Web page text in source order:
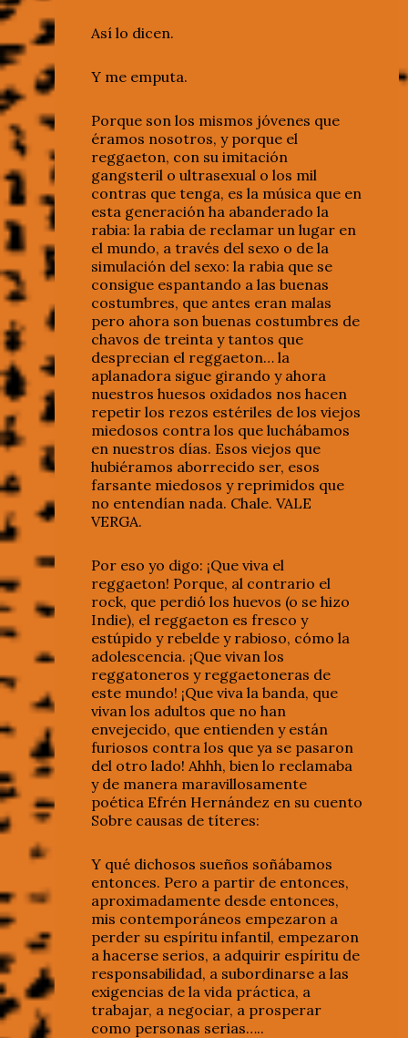
Así lo dicen.
Y me emputa.
Porque son los mismos jóvenes que
éramos nosotros, y porque el
reggaeton, con su imitación
gangsteril o ultrasexual o los mil
contras que tenga, es la música que en
esta generación ha abanderado la
rabia: la rabia de reclamar un lugar en
el mundo, a través del sexo o de la
simulación del sexo: la rabia que se
consigue espantando a las buenas
costumbres, que antes eran malas
pero ahora son buenas costumbres de
chavos de treinta y tantos que
desprecian el reggaeton… la
aplanadora sigue girando y ahora
nuestros huesos oxidados nos hacen
repetir los rezos estériles de los viejos
miedosos contra los que luchábamos
en nuestros días. Esos viejos que
hubiéramos aborrecido ser, esos
farsante miedosos y reprimidos que
no entendían nada. Chale. VALE
VERGA.
Por eso yo digo: ¡Que viva el
reggaeton! Porque, al contrario el
rock, que perdió los huevos (o se hizo
Indie), el reggaeton es fresco y
estúpido y rebelde y rabioso, cómo la
adolescencia. ¡Que vivan los
reggatoneros y reggaetoneras de
este mundo! ¡Que viva la banda, que
vivan los adultos que no han
envejecido, que entienden y están
furiosos contra los que ya se pasaron
del otro lado! Ahhh, bien lo reclamaba
y de manera maravillosamente
poética Efrén Hernández en su cuento
Sobre causas de títeres:
Y qué dichosos sueños soñábamos
entonces. Pero a partir de entonces,
aproximadamente desde entonces,
mis contemporáneos empezaron a
perder su espíritu infantil, empezaron
a hacerse serios, a adquirir espíritu de
responsabilidad, a subordinarse a las
exigencias de la vida práctica, a
trabajar, a negociar, a prosperar
como personas serias…..